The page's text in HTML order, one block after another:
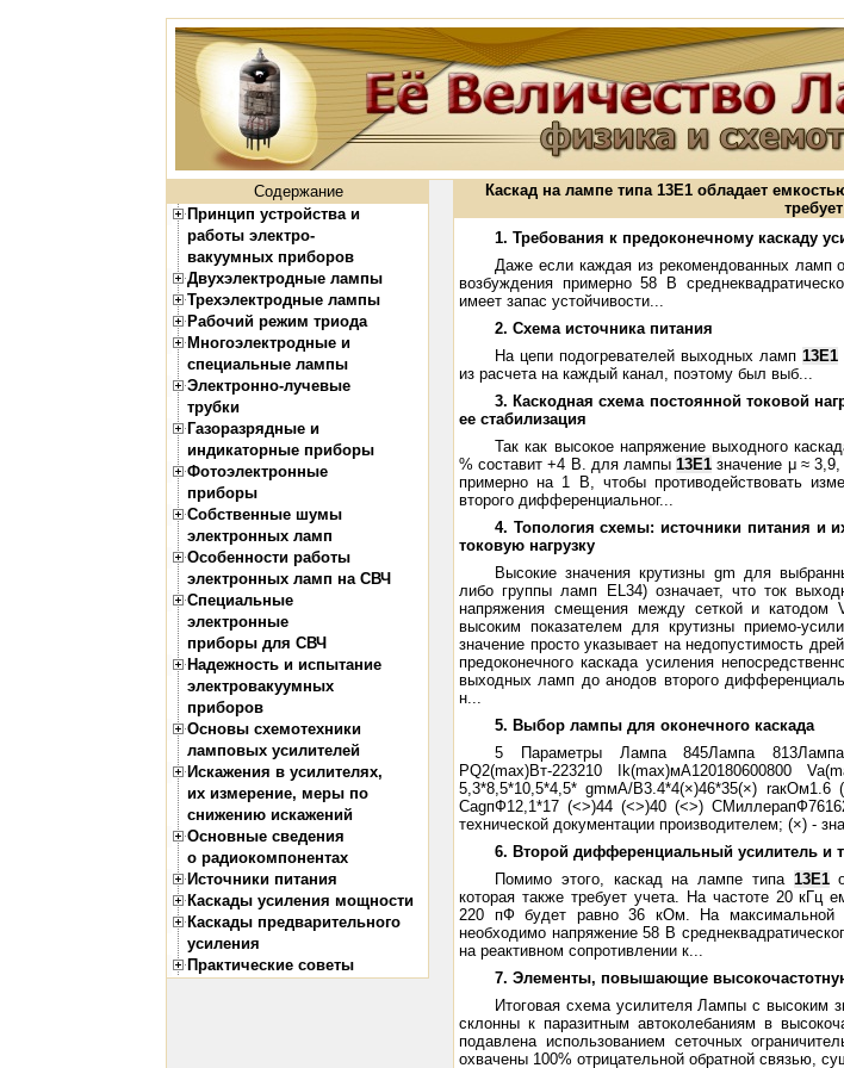
Содержание
Принцип устройства и
работы электро-
вакуумных приборов
Двухэлектродные лампы
Трехэлектродные лампы
Рабочий режим триода
Многоэлектродные и
специальные лампы
Электронно-лучевые
трубки
Газоразрядные и
индикаторные приборы
Фотоэлектронные
приборы
Собственные шумы
электронных ламп
Особенности работы
электронных ламп на СВЧ
Специальные
электронные
приборы для СВЧ
Надежность и испытание
электровакуумных
приборов
Основы схемотехники
ламповых усилителей
Искажения в усилителях,
их измерение, меры по
снижению искажений
Основные сведения
о радиокомпонентах
Источники питания
Каскады усиления мощности
Каскады предварительного
усиления
Практические советы
Каскад на лампе типа 13Е1 обладает
1. Требования к предоконечному каскаду
Даже если каждая из рекомендованных ламп
возбуждения примерно 58 В
имеет запас устойчивости...
2. Схема источника питания
На цепи подогревателей выходных ламп13Е1
из расчета на каждый канал, поэтому был выб...
3. Каскодная схема постоянной токовой
ее стабилизация
Так как высокое напряжение выходного
% составит +4 В. для лампы13Е1 значение μ ≈
примерно на 1 В, чтобы противодействовать
второго дифференциальног...
4. Топология схемы: источники питания и
токовую нагрузку
Высокие значения крутизны gm для
либо группы ламп EL34) означает, что ток
напряжения смещения между сеткой и катодом
высоким показателем для крутизны приемо-
значение просто указывает на недопустимость
предоконечного каскада усиления
выходных ламп до анодов второго
н...
5. Выбор лампы для оконечного каскада
5 Параметры Лампа 845Лампа
PQ2(max)Вт-223210 Ik(max)мА120180600800
5,3*8,5*10,5*4,5* gmмА/В3.4*4(×)46*35(×) raкОм1.6
CagпФ12,1*17 (<>)44 (<>)40 (<>)
технической документации производителем; (×) -
6. Второй дифференциальный усилитель и
Помимо этого, каскад на лампе типа 13Е1
которая также требует учета. На частоте 20 кГц
220 пФ будет равно 36 кОм. На максимальной
необходимо напряжение 58 В
на реактивном сопротивлении к...
7. Элементы, повышающие
Итоговая схема усилителя Лампы с высоким
склонны к паразитным автоколебаниям в
подавлена использованием сеточных
охвачены 100% отрицательной обратной связью,